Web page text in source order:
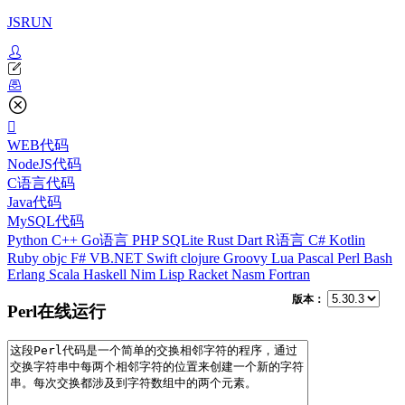
JSRUN
WEB代码
NodeJS代码
C语言代码
Java代码
MySQL代码
Python C++ Go语言 PHP SQLite Rust Dart R语言 C# Kotlin
Ruby objc F# VB.NET Swift clojure Groovy Lua Pascal Perl Bash
Erlang Scala Haskell Nim Lisp Racket Nasm Fortran
Perl在线运行
版本：